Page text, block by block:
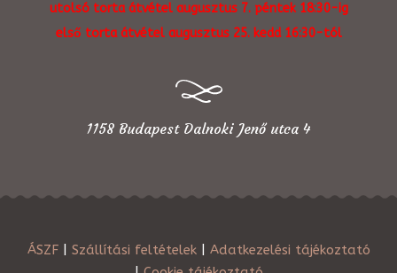
utolsó torta átvétel augusztus 7. péntek 18:30-ig
első torta átvétel augusztus 25. kedd 16:30-tól
1158 Budapest Dalnoki Jenő utca 4
ÁSZF| Szállítási feltételek| Adatkezelési tájékoztató